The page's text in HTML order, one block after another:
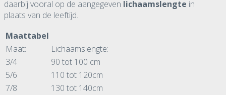
daarbij vooral op de aangegeven lichaamslengte in
plaats van de leeftijd.
Maattabel
Maat:
Lichaamslengte:
3/4
90 tot 100 cm
5/6
110 tot 120cm
7/8
130 tot 140cm